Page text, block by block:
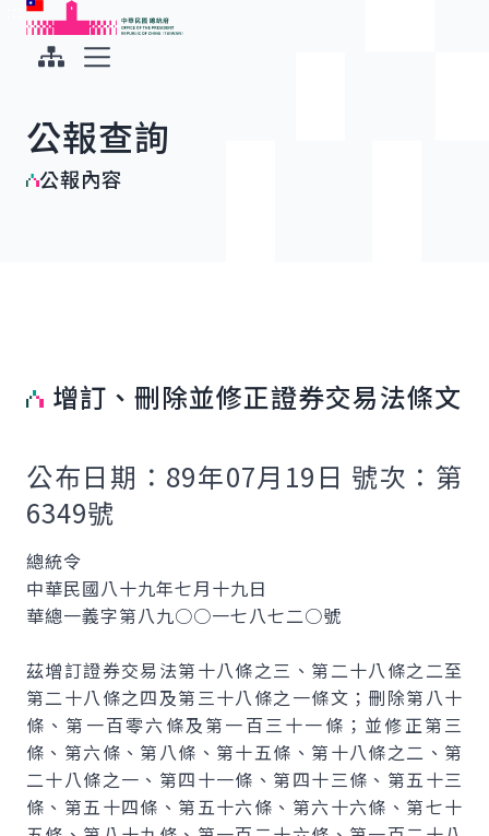
跳到主要內容
中華民國總統府
公報查詢
公報內容
增訂、刪除並修正證券交易法條文
公布日期：89年07月19日 號次：第
6349號
總統令
中華民國八十九年七月十九日
華總一義字第八九○○一七八七二○號
茲增訂證券交易法第十八條之三、第二十八條之二至
第二十八條之四及第三十八條之一條文；刪除第八十
條、第一百零六條及第一百三十一條；並修正第三
條、第六條、第八條、第十五條、第十八條之二、第
二十八條之一、第四十一條、第四十三條、第五十三
條、第五十四條、第五十六條、第六十六條、第七十